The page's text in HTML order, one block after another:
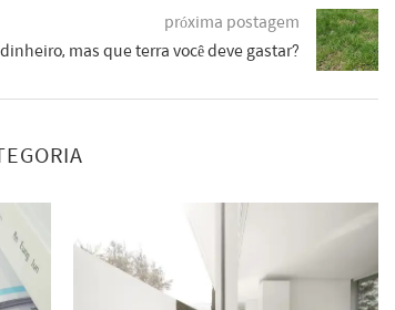
próxima postagem
dinheiro, mas que terra você deve gastar?